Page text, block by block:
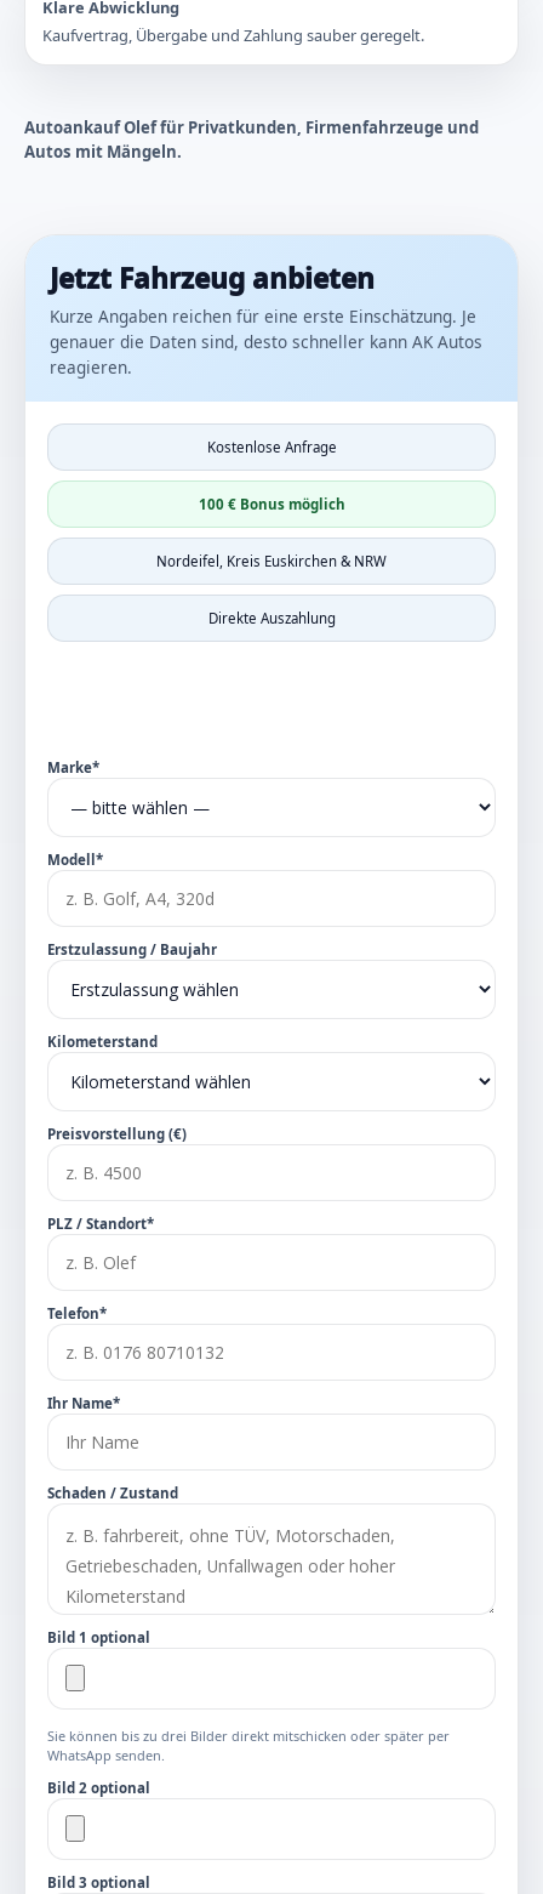
Klare Abwicklung
Kaufvertrag, Übergabe und Zahlung sauber geregelt.
Autoankauf Olef für Privatkunden, Firmenfahrzeuge und
Autos mit Mängeln.
Jetzt Fahrzeug anbieten
Kurze Angaben reichen für eine erste Einschätzung. Je
genauer die Daten sind, desto schneller kann AK Autos
reagieren.
Kostenlose Anfrage
100 € Bonus möglich
Nordeifel, Kreis Euskirchen & NRW
Direkte Auszahlung
Marke*
Modell*
Erstzulassung / Baujahr
Kilometerstand
Preisvorstellung (€)
PLZ / Standort*
Telefon*
Ihr Name*
Schaden / Zustand
Bild 1 optional
Sie können bis zu drei Bilder direkt mitschicken oder später per
WhatsApp senden.
Bild 2 optional
Bild 3 optional